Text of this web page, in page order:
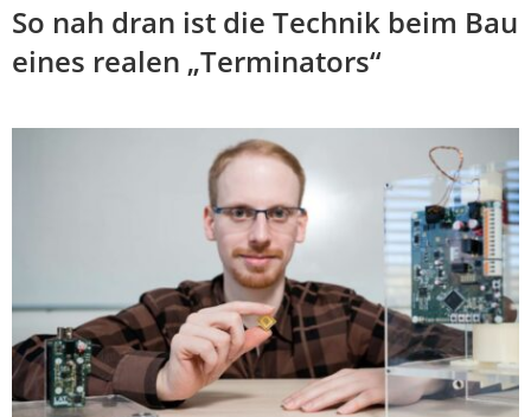
So nah dran ist die Technik beim Bau
eines realen „Terminators“